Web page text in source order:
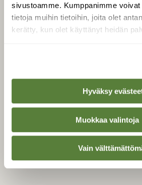
sivustoamme. Kumppanimme
tietoja muihin tietoihin, joita olet
kerätty, kun olet käyttänyt heidän
Hyväksy
Muokkaa valintoja
Vain